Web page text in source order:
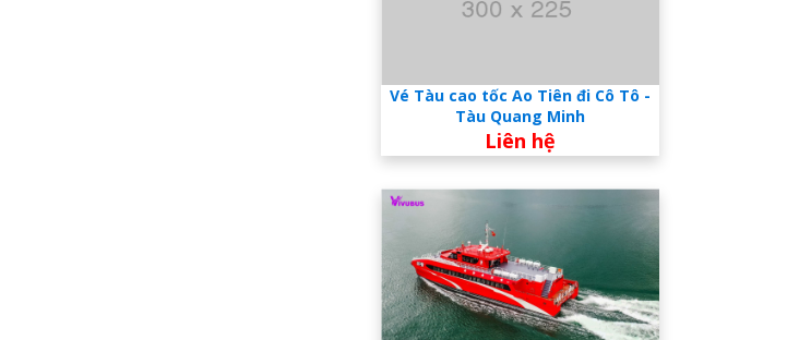
Vé Tàu cao tốc Ao Tiên đi Cô Tô -
Tàu Quang Minh
Liên hệ